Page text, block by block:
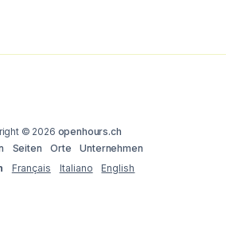
© 2026 openhours.ch
Seiten Orte
Unternehmen
Français Italiano English